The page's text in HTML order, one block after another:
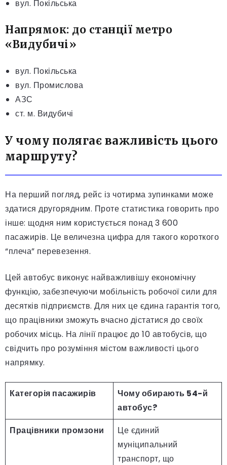
вул. Покільська
Напрямок: до станції метро
«Видубичі»
вул. Покільська
вул. Промислова
АЗС
ст. м. Видубичі
У чому полягає важливість цього
маршруту?
На перший погляд, рейс із чотирма зупинками може
здатися другорядним. Проте статистика говорить про
інше: щодня ним користується понад 3 600
пасажирів. Це величезна цифра для такого короткого
“плеча” перевезення.
Цей автобус виконує найважливішу економічну
функцію, забезпечуючи мобільність робочої сили для
десятків підприємств. Для них це єдина гарантія того,
що працівники зможуть вчасно дістатися до своїх
робочих місць. На лінії працює до 10 автобусів, що
свідчить про розуміння містом важливості цього
напрямку.
Категорія пасажирів
Чому обирають 54-й
автобус?
Працівники промзони
Це єдиний
муніципальний
транспорт, що